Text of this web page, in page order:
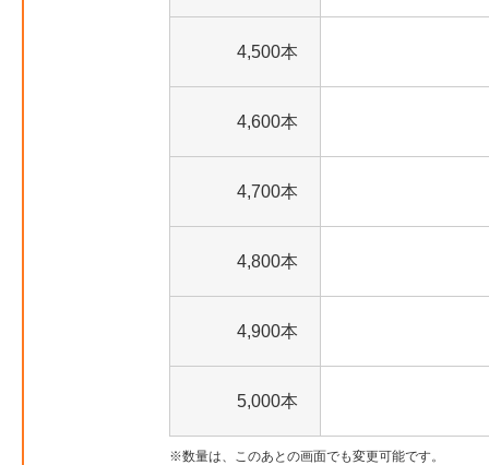
4,500本
4,600本
4,700本
4,800本
4,900本
5,000本
数量は、このあとの画面でも変更可能です。